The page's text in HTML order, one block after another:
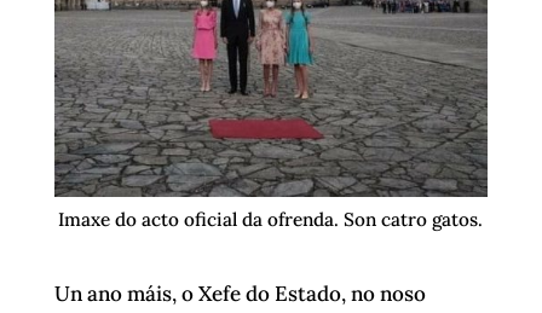
Imaxe do acto oficial da ofrenda. Son catro gatos.
Un ano máis, o Xefe do Estado, no noso